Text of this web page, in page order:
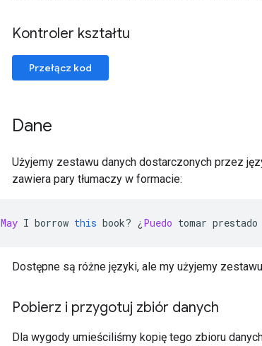
Kontroler kształtu
Przełącz kod
Dane
Użyjemy zestawu danych dostarczonych przez
zawiera pary tłumaczy w formacie:
May I borrow this book? ¿ Puedo tomar
Dostępne są różne języki, ale my użyjemy
Pobierz i przygotuj zbiór danych
Dla wygody umieściliśmy kopię tego zbioru